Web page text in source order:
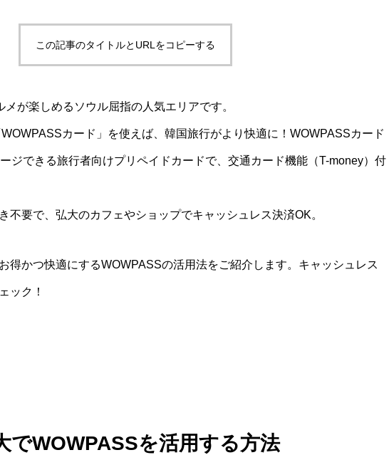
この記事のタイトルとURLをコピーする
が楽しめるソウル屈指の人気エリアです。
カード」を使えば、韓国旅行がより快適に！WOWPASSカード
ジできる旅行者向けプリペイドカードで、交通カード機能（T-money）付
不要で、弘大のカフェやショップでキャッシュレス決済OK。
得かつ快適にするWOWPASSの活用法をご紹介します。キャッシュレス
ック！
でWOWPASSを活用する方法